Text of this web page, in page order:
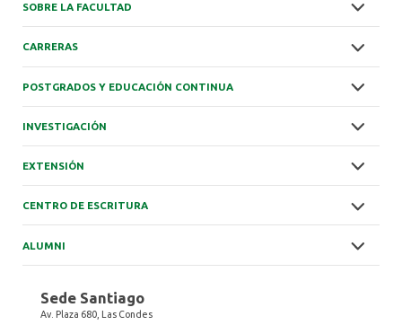
SOBRE LA FACULTAD
CARRERAS
POSTGRADOS Y EDUCACIÓN CONTINUA
INVESTIGACIÓN
EXTENSIÓN
CENTRO DE ESCRITURA
ALUMNI
Sede Santiago
Av. Plaza 680, Las Condes